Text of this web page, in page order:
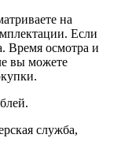
на
Если
Время осмотра и
вы можете
служба,